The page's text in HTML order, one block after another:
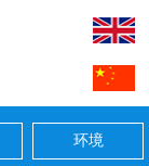
环境